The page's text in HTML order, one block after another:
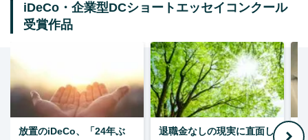
iDeCo・企業型DCショートエッセイコンクール
受賞作品
放置のiDeCo、「24年ぶ
退職金なしの現実に直面し